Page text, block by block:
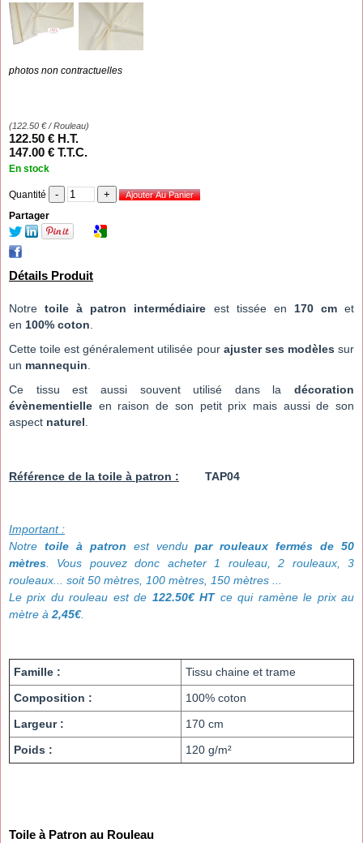
photos non contractuelles
(122.50 €/ Rouleau)
122.50 € H.T.
147.00 € T.T.C.
En stock
Quantité
Partager
Détails Produit
Notretoile à patron intermédiaire est tissée en 170 cmet
en 100% coton
Cette toile est généralement utilisée pour ajuster ses modèlessur
un mannequin
Ce tissu est aussi souvent utilisé dans la décoration
évènementielle en raison de son petit prix mais aussi de son
aspect naturel
Référence de la toile à patron : TAP04
Important :
Notre toile à patron est vendupar rouleaux fermés de 50
mètres . Vous pouvez donc acheter 1 rouleau, 2 rouleaux, 3
rouleaux... soit 50 mètres, 100 mètres, 150 mètres ...
Le prix du rouleau est de 122.50€ HTce qui ramène le prix au
mètre à 2,45€.
Famille :
Tissu chaine et trame
Composition :
100% coton
Largeur :
170 cm
Poids :
120 g/m²
Toile à Patron au Rouleau